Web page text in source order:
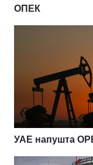
ОПЕК
УАЕ напушта